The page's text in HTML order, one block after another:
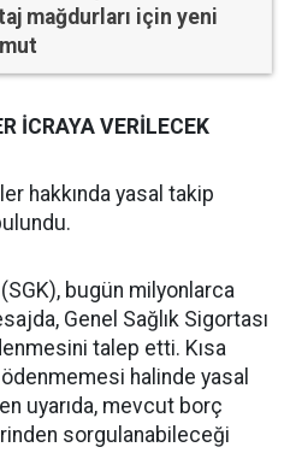
mağdurları için yeni
İCRAYA VERİLECEK
hakkında yasal takip
bugün milyonlarca
Genel Sağlık Sigortası
talep etti. Kısa
halinde yasal
uyarıda, mevcut borç
sorgulanabileceği